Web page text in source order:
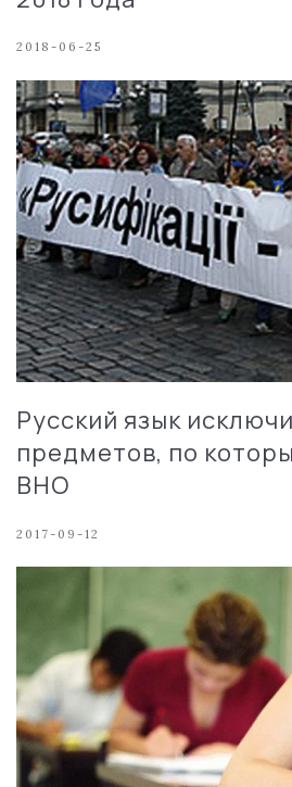
2018-06-25
Русский язык
предметов, по
ВНО
2017-09-12